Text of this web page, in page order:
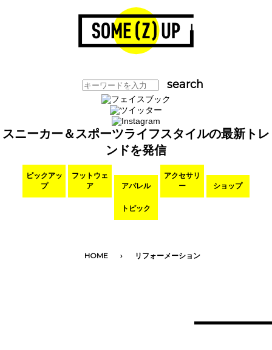
スニーカー＆スポーツライフスタイルの最新トレ
ンドを発信
ピックアッ
プ
フットウェ
ア
アパレル
アクセサリ
ー
ショップ
トピック
HOME リフォーメーション